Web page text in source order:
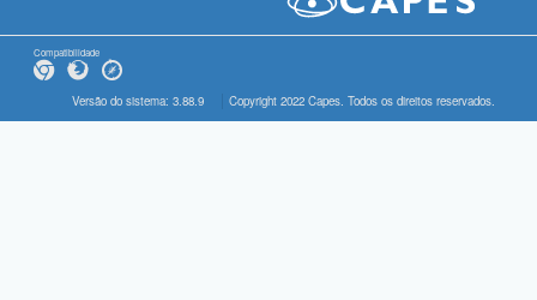
Compatibilidade
Versão do sistema: 3.88.9 Copyright 2022 Capes. Todos os direitos reservados.